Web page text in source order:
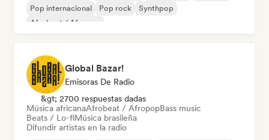
Pop internacional
Pop rock
Synthpop
Afrobeat / Afropop
Global Bazar!
Emisoras De Radio
&gt; 2700 respuestas dadas
Música africanaAfrobeat / AfropopBass music
Beats / Lo-fiMúsica brasileña
Difundir artistas en la radio